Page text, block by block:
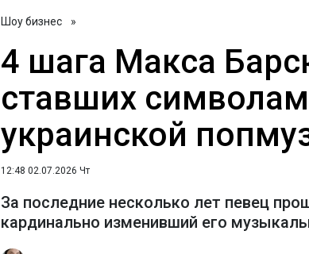
Шоу бизнес »
4 шага Макса
ставших
украинской
12:48 02.07.2026 Чт
За последние несколько лет певец
кардинально изменивший его